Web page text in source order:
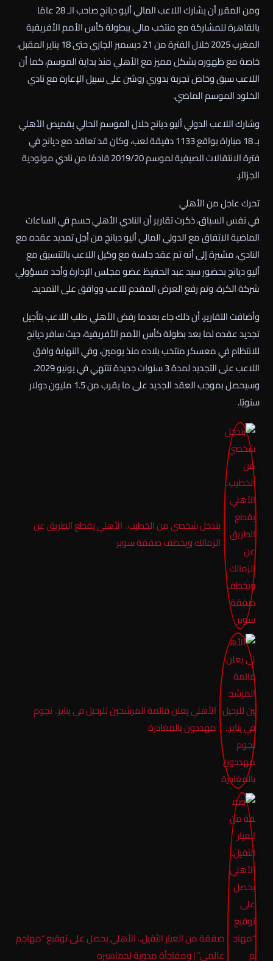
ومن المقرر أن يشارك اللاعب المالي أليو ديانج صاحب الـ 28 عامًا
بالقاهرة للمشاركة مع منتخب مالي ببطولة كأس الأمم الأفريقية
المغرب 2025 خلال الفترة من 21 ديسمبر الجاري حتى 18 يناير المقبل،
خاصة مع ظهوره بشكل مميز مع الأهلي منذ بداية الموسم، كما أن
اللاعب سبق وخاض تجربة بدوري روشن على سبيل الإعارة مع نادي
الخلود الموسم الماضي.
وشارك اللاعب الدولي أليو ديانج خلال الموسم الحالي بقميص الأهلي
بـ 18 مباراة بواقع 1133 دقيقة لعب، وكان قد تعاقد مع ديانج في
فترة الانتقالات الصيفية لموسم 2019/20 قادمًا من نادي مولودية
الجزائر.
تحرك عاجل من الأهلي
في نفس السياق، ذكرت تقارير أن النادي الأهلي حسم في الساعات
الماضية الاتفاق مع الدولي المالي أليو ديانج من أجل تمديد عقده مع
النادي، مشيرة إلى أنه تم عقد جلسة مع وكيل اللاعب بالتنسيق مع
أليو ديانج بحضور سيد عبد الحفيظ عضو مجلس الإدارة وأحد مسؤولي
شركة الكرة، وتم رفع العرض المقدم للاعب ووافق على التمديد.
وأضافت التقارير، أن ذلك جاء بعدما رفض الأهلي طلب اللاعب بتأجيل
تجديد عقده لما بعد بطولة كأس الأمم الأفريقية، حيث سافر ديانج
للانتظام في معسكر منتخب بلاده منذ يومين، وفي النهاية وافق
اللاعب على التجديد لمدة 3 سنوات جديدة تنتهي في يونيو 2029،
وسيحصل بموجب العقد الجديد على ما يقرب من 1.5 مليون دولار
سنويًا.
بتدخل شخصي من الخطيب.. الأهلي يقطع الطريق عن
الزمالك ويخطف صفقة سوبر
الأهلي يعلن قائمة المرشحين للرحيل في يناير.. نجوم
مهددون بالمغادرة
صفقة من العيار الثقيل.. الأهلي يحصل على توقيع “مهاجم
عالمي” | ومفاجأة مدوية لجماهيره